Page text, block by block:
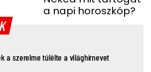
a napi horoszkóp?
a szerelme túlélte a világhírnevet